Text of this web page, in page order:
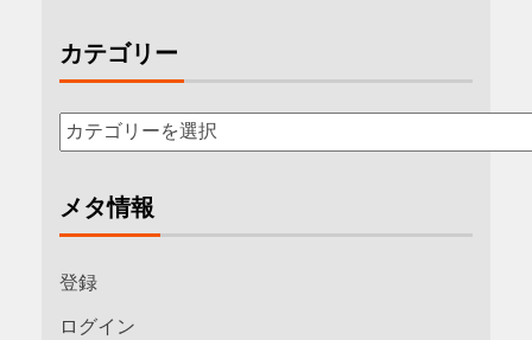
カテゴリー
メタ情報
登録
ログイン